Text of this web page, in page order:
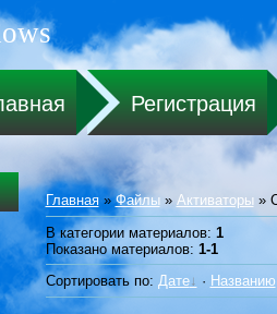
Регистрация
Главная»Файлы» Активаторы »
В категории материалов: 1
Показано материалов: 1-1
Сортировать по: Дате · Названию